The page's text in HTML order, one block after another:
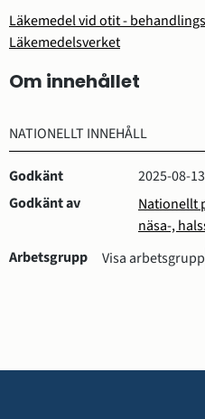
Läkemedel vid otit -
Läkemedelsverket
Om innehållet
NATIONELLT INNEHÅLL
Godkänt
2025-08-13
Godkänt av
Nationellt
näsa-,
(öppnas
nytt
Arbetsgrupp Visa arbetsgrupp